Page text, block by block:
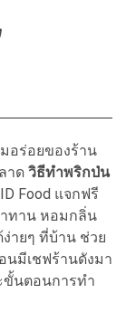
อร่อยของร้าน
าด วิธีทำพริกป่น
Food แจกฟรี
าทาน หอมกลิ่น
ายๆ ที่บ้าน ช่วย
นมีเชฟร้านดังมา
ขั้นตอนการทำ